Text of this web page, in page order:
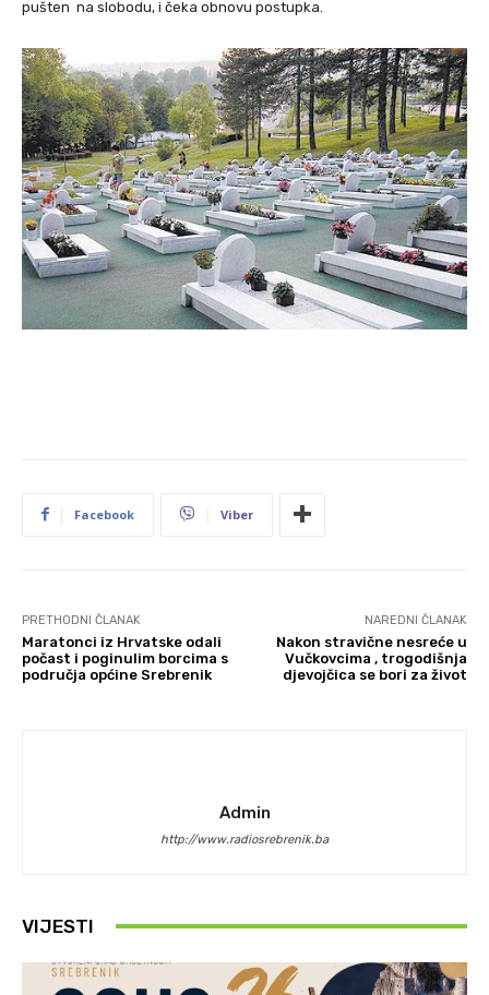
pušten na slobodu, i čeka obnovu postupka.
Facebook Viber
PRETHODNI ČLANAK
Maratonci iz Hrvatske odali
počast i poginulim borcima s
područja općine Srebrenik
NAREDNI ČLANAK
Nakon stravične nesreće u
Vučkovcima , trogodišnja
djevojčica se bori za život
Admin
http://www.radiosrebrenik.ba
VIJESTI